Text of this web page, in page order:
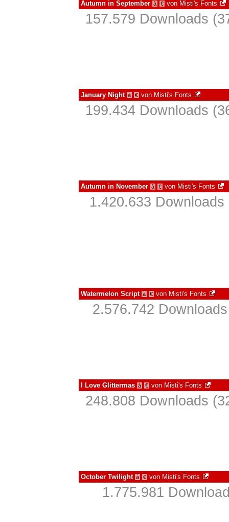
Autumn in September à € von Misti's Fonts
157.579 Downloads
January Night à € von Misti's Fonts
199.434 Downloads
Autumn in November à € von Misti's Fonts
1.420.633
Watermelon Script à € von Misti's Fonts
2.576.742
I Love Glittermas à € von Misti's Fonts
248.808 Downloads
October Twilight à € von Misti's Fonts
1.775.981